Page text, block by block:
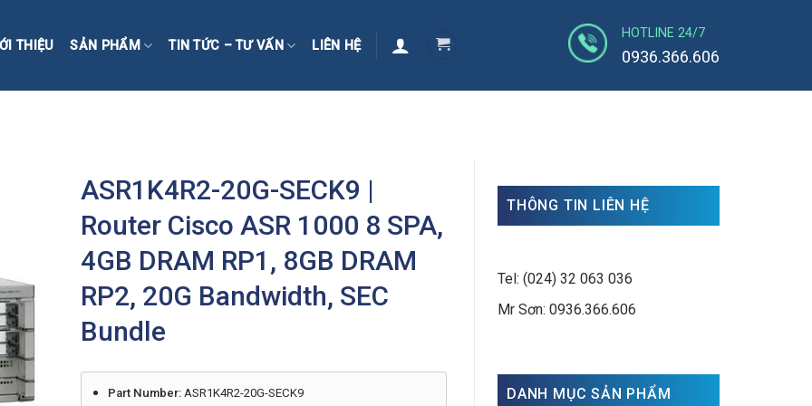
THIỆU SẢN PHẨM TIN TỨC – TƯ VẤN LIÊN HỆ
HOTLINE 24/7
0936.366.606
THÔNG TIN LIÊN HỆ
Tel: (024) 32 063 036
Mr Sơn: 0936.366.606
DANH MỤC SẢN PHẨM
ASR1K4R2-20G-SECK9 |
Router Cisco ASR 1000 8 SPA,
4GB DRAM RP1, 8GB DRAM
RP2, 20G Bandwidth, SEC
Bundle
Part Number: ASR1K4R2-20G-SECK9